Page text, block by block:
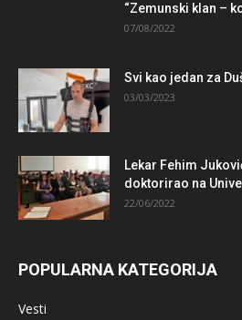
“Zemunski klan –
07/08/2022
Svi kao jedan za
03/03/2023
Lekar Fehim
doktorirao na
22/06/2022
POPULARNA KATEGORIJA
Vesti